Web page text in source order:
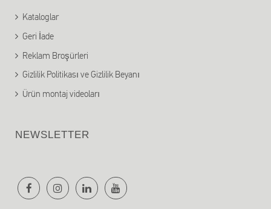
Kataloglar
Geri İade
Reklam Broşürleri
Gizlilik Politikası ve Gizlilik Beyanı
Ürün montaj videoları
NEWSLETTER